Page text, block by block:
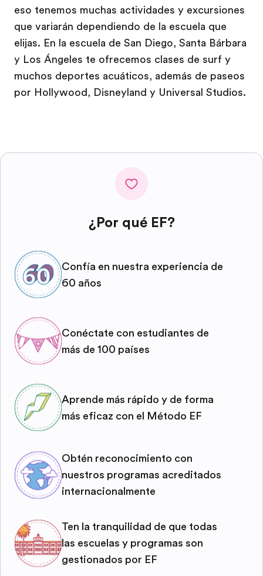
eso tenemos muchas actividades y excursiones
que variarán dependiendo de la escuela que
elijas. En la escuela de San Diego, Santa Bárbara
y Los Ángeles te ofrecemos clases de surf y
muchos deportes acuáticos, además de paseos
por Hollywood, Disneyland y Universal Studios.
¿Por qué EF?
Confía en nuestra experiencia de
60 años
Conéctate con estudiantes de
más de 100 países
Aprende más rápido y de forma
más eficaz con el Método EF
Obtén reconocimiento con
nuestros programas acreditados
internacionalmente
Ten la tranquilidad de que todas
las escuelas y programas son
gestionados por EF